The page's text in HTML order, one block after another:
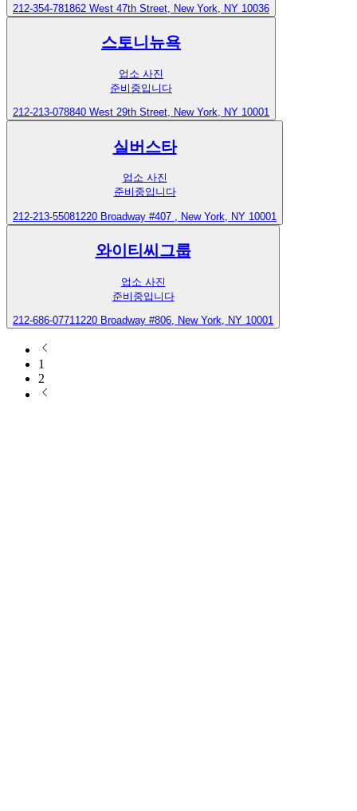
212-354-781862 West 47th Street, New York, NY 10036
스토니뉴욕
업소 사진
준비중입니다
212-213-078840 West 29th Street, New York, NY 10001
실버스타
업소 사진
준비중입니다
212-213-55081220 Broadway #407 , New York, NY 10001
와이티씨그룹
업소 사진
준비중입니다
212-686-07711220 Broadway #806, New York, NY 10001
1
2